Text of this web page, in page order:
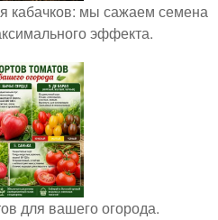
кабачков: мы сажаем семена
эффекта.
для вашего огорода.